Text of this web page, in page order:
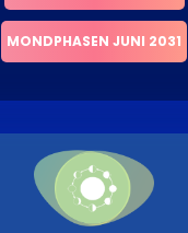
MONDPHASEN JUNI 2031